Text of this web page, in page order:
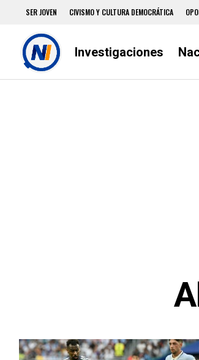
SER JOVEN CIVISMO Y CULTURA DEMOCRÁTICA
Investigaciones